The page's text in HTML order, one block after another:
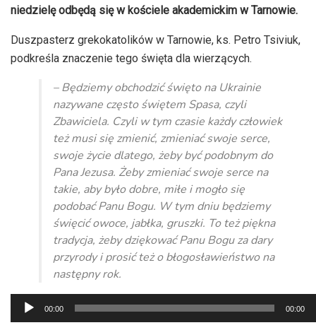
niedzielę odbędą się w kościele akademickim w Tarnowie.
Duszpasterz grekokatolików w Tarnowie, ks. Petro Tsiviuk,
podkreśla znaczenie tego święta dla wierzących.
– Będziemy obchodzić święto na Ukrainie
nazywane często świętem Spasa, czyli
Zbawiciela. Czyli w tym czasie każdy człowiek
też musi się zmienić, zmieniać swoje serce,
swoje życie dlatego, żeby być podobnym do
Pana Jezusa. Żeby zmieniać swoje serce na
takie, aby było dobre, miłe i mogło się
podobać Panu Bogu. W tym dniu będziemy
święcić owoce, jabłka, gruszki. To też piękna
tradycja, żeby dziękować Panu Bogu za dary
przyrody i prosić też o błogosławieństwo na
następny rok.
Odtwarzacz
plików
00:00 00:00